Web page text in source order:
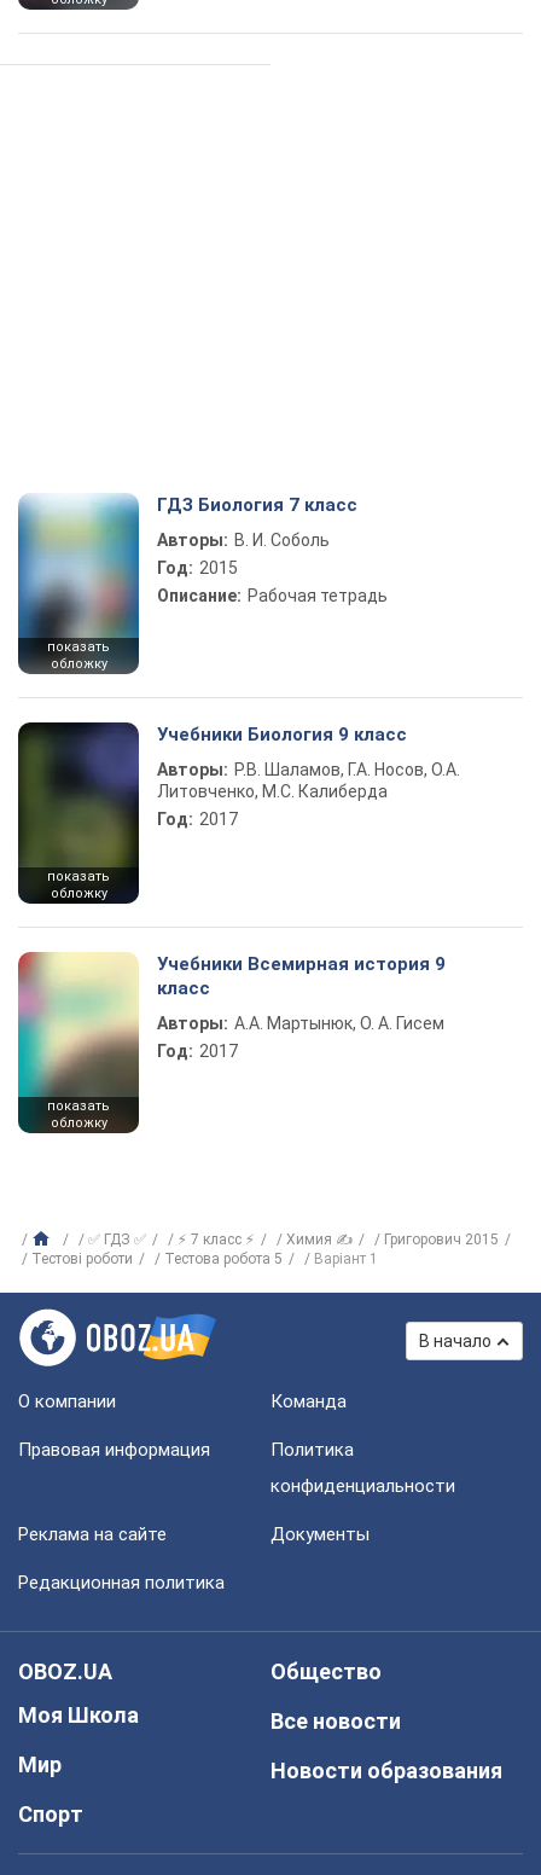
показать
обложку
ГДЗ Биология 7 класс
Авторы: В. И. Соболь
Год: 2015
Описание: Рабочая тетрадь
показать
обложку
Учебники Биология 9 класс
Авторы: Р.В. Шаламов, Г.А. Носов, О.А.
Литовченко, М.С. Калиберда
Год: 2017
показать
обложку
Учебники Всемирная история 9
класс
Авторы: А.А. Мартынюк, О. А. Гисем
Год: 2017
✅ ГДЗ ✅ ⚡ 7 класс ⚡ Химия ✍
Григорович 2015
Тестові роботи
Тестова робота 5 Варіант 1
В начало
О компании Команда
Правовая информация
Политика
конфиденциальности
Реклама на сайте Документы
Редакционная политика
OBOZ.UA
Моя Школа
Мир
Спорт
Общество
Все новости
Новости образования